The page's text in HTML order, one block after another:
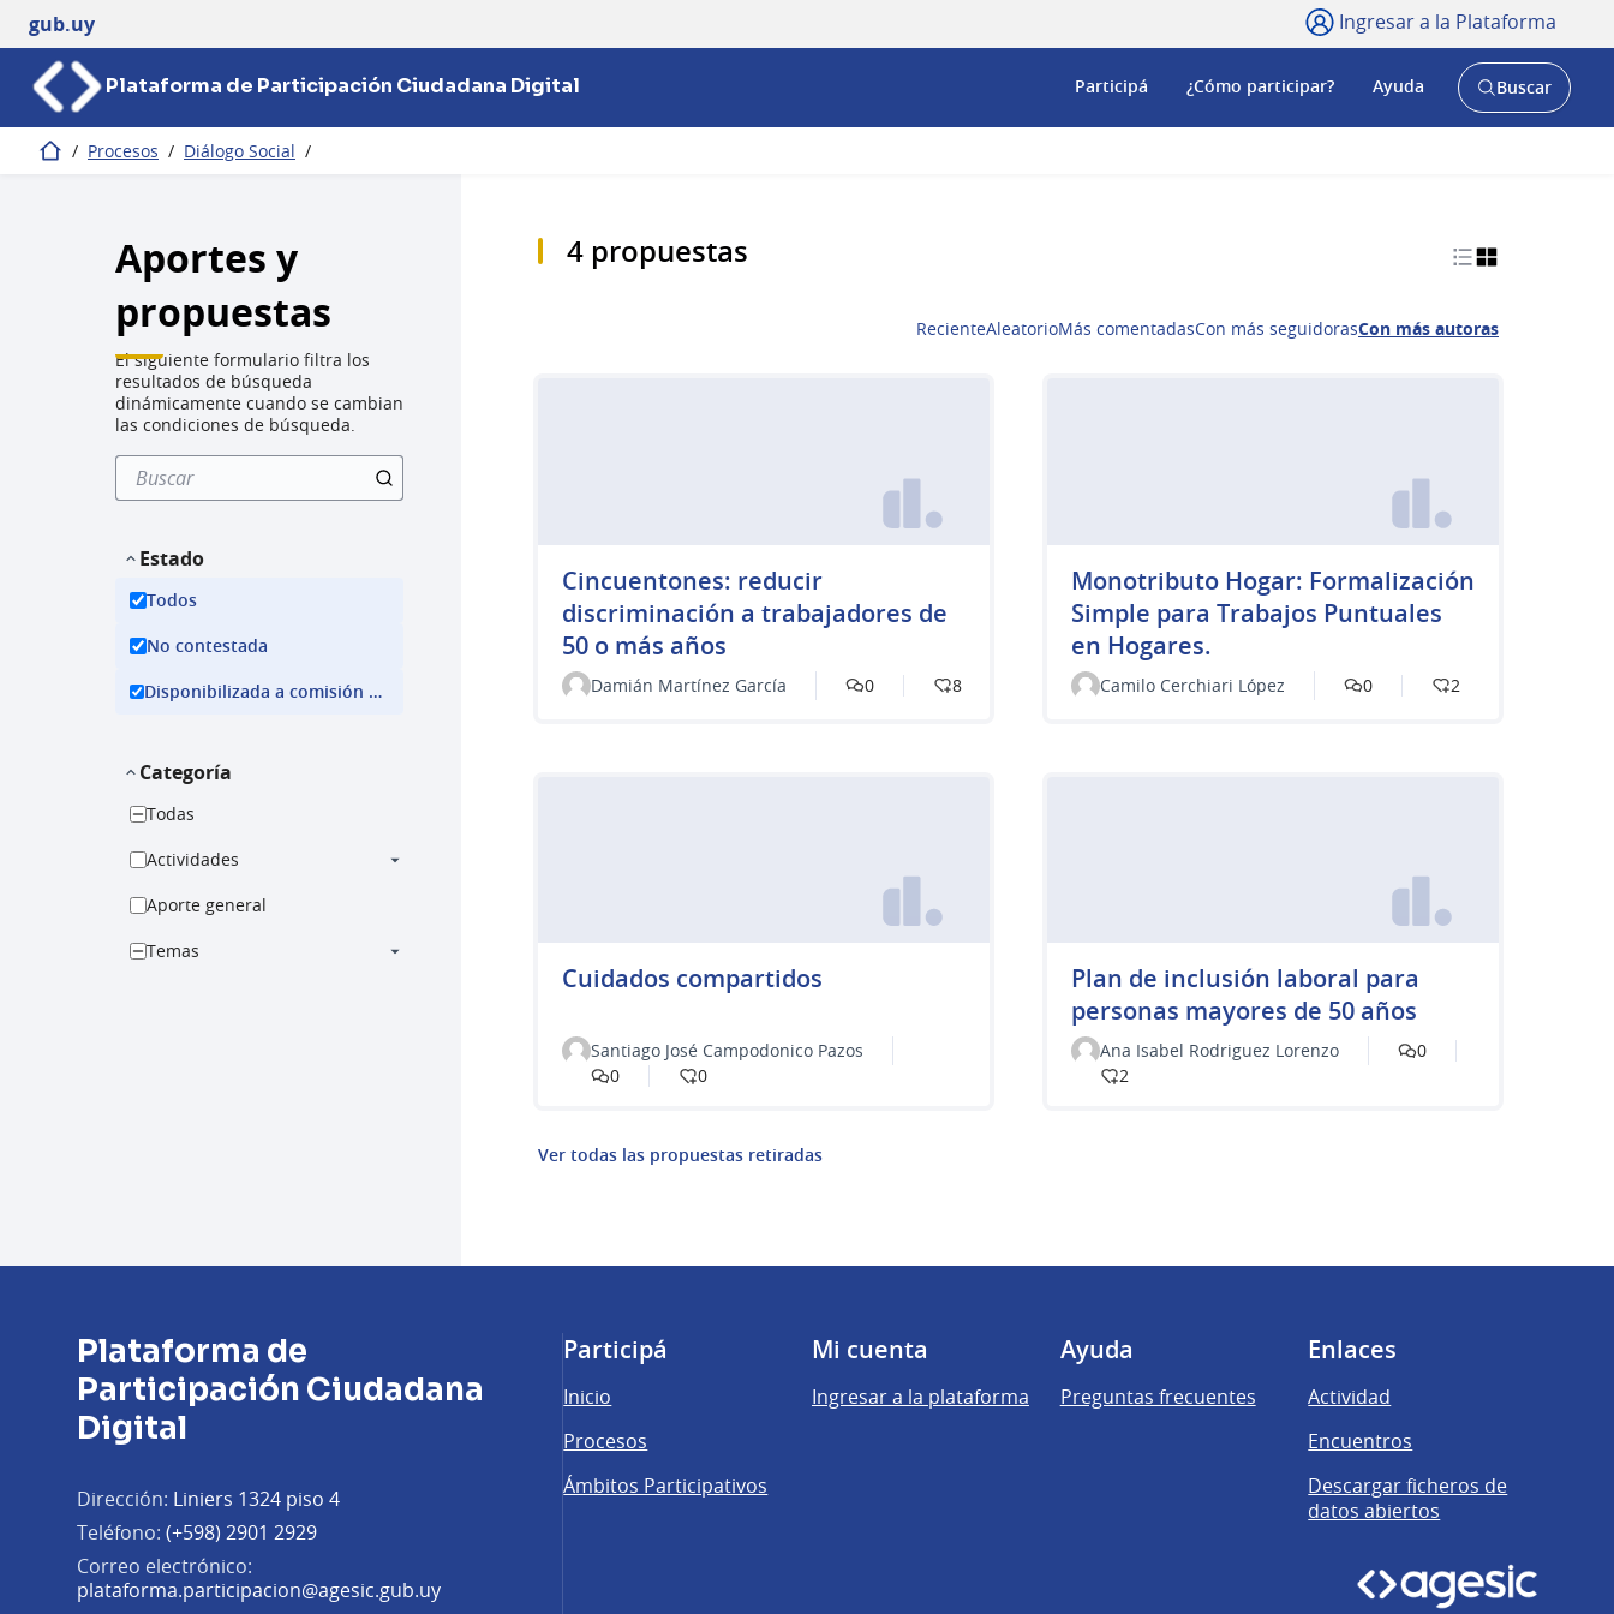
gub.uy Ingresar a la Plataforma
Plataforma de Participación Ciudadana Digital Participá ¿Cómo participar? Ayuda
AbrirBuscar
Inicio / Procesos / Diálogo Social /
Aportes y
propuestas
El siguiente formulario filtra los
resultados de búsqueda
dinámicamente cuando se cambian
las condiciones de búsqueda.
Estado
Todos
No contestada
Disponibilizada a comisión ejecutiva
Categoría
Todas
Actividades
Aporte general
Temas
4 propuestas
RecienteAleatorioMás comentadasCon más seguidorasCon más autoras
Cincuentones: reducir
discriminación a trabajadores de
50 o más años
Damián Martínez García 0 8
Monotributo Hogar: Formalización
Simple para Trabajos Puntuales
en Hogares.
Camilo Cerchiari López 0 2
Cuidados compartidos
Santiago José Campodonico Pazos
0
0
Plan de inclusión laboral para
personas mayores de 50 años
Ana Isabel Rodriguez Lorenzo
0
2
Ver todas las propuestas retiradas
Plataforma de
Participación Ciudadana
Digital
Dirección: Liniers 1324 piso 4
Teléfono: (+598) 2901 2929
Correo electrónico:
plataforma.participacion@agesic.gub.uy(Abrir en una pestaña nueva)
Participá
Inicio
Procesos
Ámbitos Participativos
Mi cuenta
Ingresar a la plataforma
Ayuda
Preguntas frecuentes
Enlaces
Actividad
Encuentros
Descargar ficheros de
datos abiertos